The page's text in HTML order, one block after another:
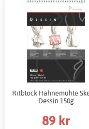
Ritblock Hahnemühle
Dessin 150g
89 kr